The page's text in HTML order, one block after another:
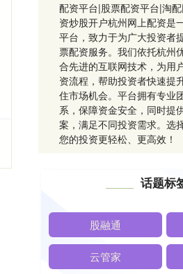
配资平台|股票配资平台|淘
资炒股开户杭州网上配资是
平台，致力于为广大投资者
票配资服务。我们依托杭州
合先进的互联网技术，为用
资流程，帮助投资者快速提
住市场机会。平台拥有专业
系，保障资金安全，同时提
案，满足不同投资需求。选
您的投资更轻松、更高效！
话题标
股融通
云管家